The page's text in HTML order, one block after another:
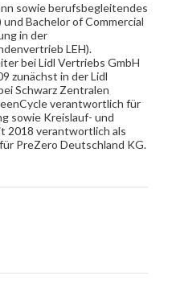
sowie berufsbegleitendes
Bachelor of Commercial
in der
LEH).
bei Lidl Vertriebs GmbH
zunächst in der Lidl
Schwarz Zentralen
verantwortlich für
sowie Kreislauf- und
2018 verantwortlich als
PreZero Deutschland KG.